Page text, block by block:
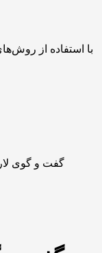
با استفاده از
گفت و گوی